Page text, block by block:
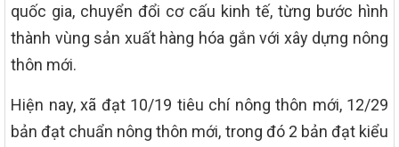
quốc gia, chuyển đổi cơ cấu kinh tế, từng bước hình
thành vùng sản xuất hàng hóa gắn với xây dựng nông
thôn mới.
Hiện nay, xã đạt 10/19 tiêu chí nông thôn mới, 12/29
bản đạt chuẩn nông thôn mới, trong đó 2 bản đạt kiểu